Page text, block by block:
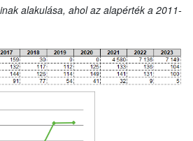
alakulása, ahol az alapérték a 2011-